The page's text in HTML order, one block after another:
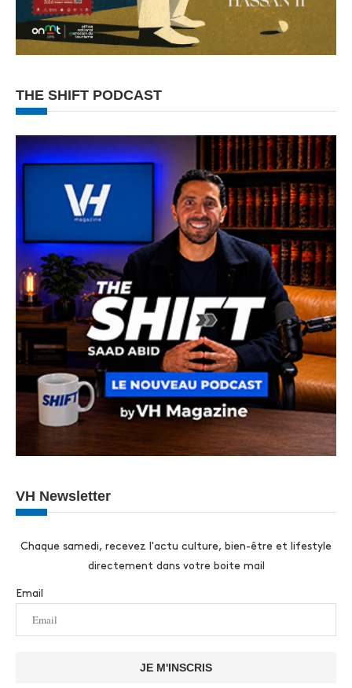
THE SHIFT PODCAST
VH Newsletter
Chaque samedi, recevez l'actu culture, bien-être et lifestyle
directement dans votre boite mail
Email
JE M'INSCRIS